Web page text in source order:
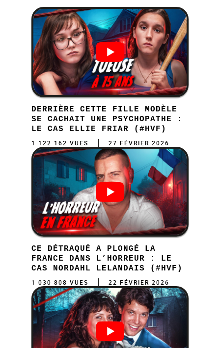
DERRIÈRE CETTE FILLE MODÈLE
SE CACHAIT UNE PSYCHOPATHE :
LE CAS ELLIE FRIAR (#HVF)
1 122 162 VUES 27 FÉVRIER 2026
CE DÉTRAQUÉ A PLONGÉ LA
FRANCE DANS L’HORREUR : LE
CAS NORDAHL LELANDAIS (#HVF)
1 030 808 VUES 22 FÉVRIER 2026